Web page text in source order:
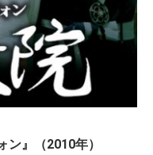
』（2010年）